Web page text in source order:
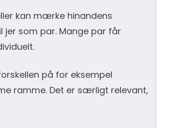
kan mærke hinandens
som par. Mange par får
på for eksempel
ramme. Det er særligt relevant,